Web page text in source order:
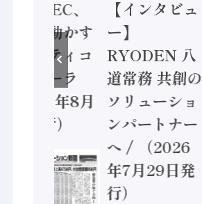
業 / IDEC、
安全に動かす
セーフティコ
ントローラ
（2026年8月
5日発行）
【インタビュ
ー】
RYODEN 八
道常務 共創の
ソリューショ
ンパートナー
へ / （2026
年7月29日発
行）